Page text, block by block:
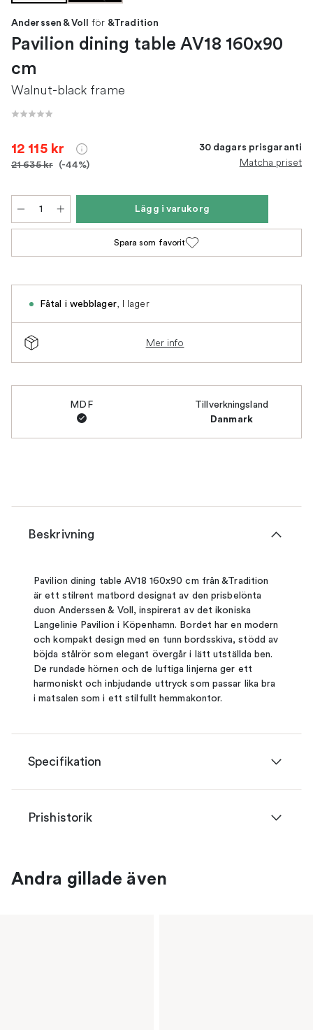
Anderssen & Voll för &Tradition
Pavilion dining table AV18 160x90
cm
Walnut-black frame
12 115 kr
21 635 kr (-44%)
30 dagars prisgaranti
Matcha priset
Lägg i varukorg
Spara som favorit
Fåtal i webblager, I lager
Mer info
MDF Tillverkningsland
Danmark
Beskrivning
Pavilion dining table AV18 160x90 cm från &Tradition
är ett stilrent matbord designat av den prisbelönta
duon Anderssen & Voll, inspirerat av det ikoniska
Langelinie Pavilion i Köpenhamn. Bordet har en modern
och kompakt design med en tunn bordsskiva, stödd av
böjda stålrör som elegant övergår i lätt utställda ben.
De rundade hörnen och de luftiga linjerna ger ett
harmoniskt och inbjudande uttryck som passar lika bra
i matsalen som i ett stilfullt hemmakontor.
Specifikation
Prishistorik
Andra gillade även